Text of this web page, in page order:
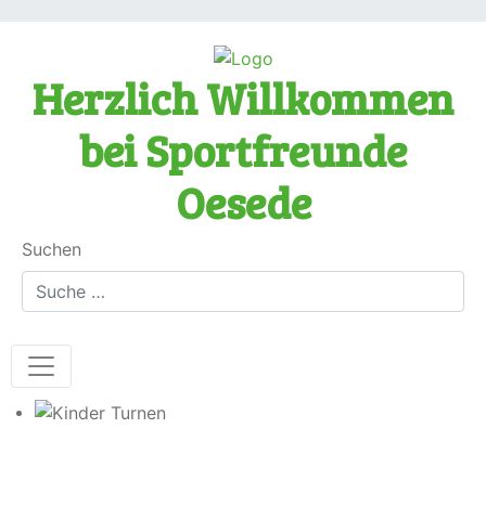
Herzlich Willkommen
bei Sportfreunde
Oesede
Suchen